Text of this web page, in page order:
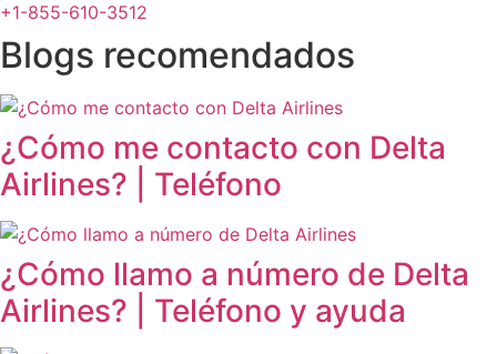
+1-855-610-3512
Blogs recomendados
¿Cómo me contacto con Delta
Airlines? | Teléfono
¿Cómo llamo a número de Delta
Airlines? | Teléfono y ayuda